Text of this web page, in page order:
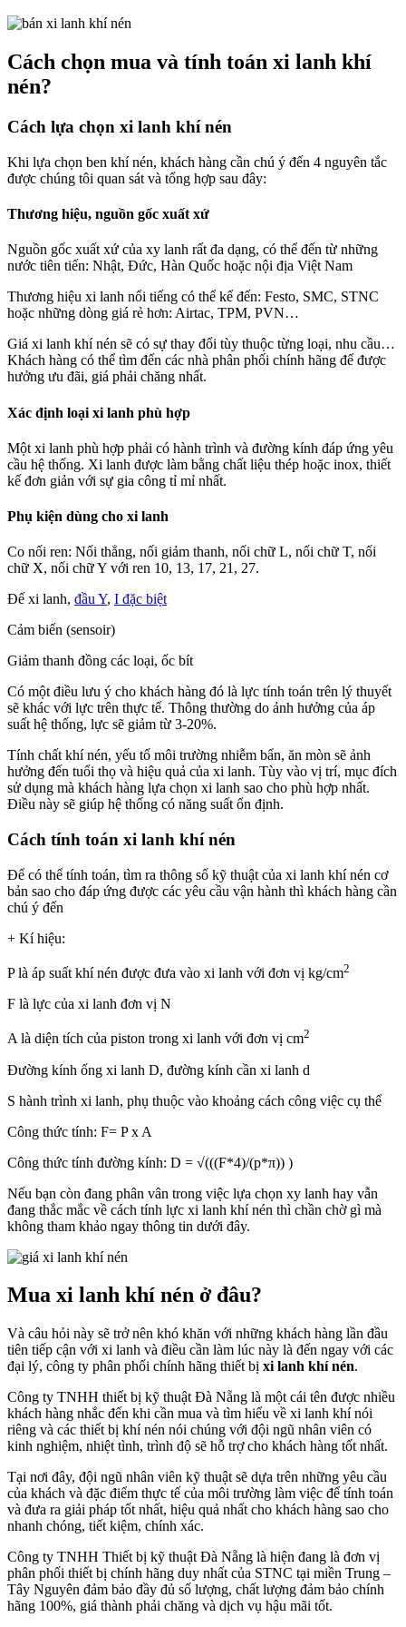
Cách chọn mua và tính toán xi lanh khí
nén?
Cách lựa chọn xi lanh khí nén
Khi lựa chọn ben khí nén, khách hàng cần chú ý đến 4 nguyên tắc
được chúng tôi quan sát và tổng hợp sau đây:
Thương hiệu, nguồn gốc xuất xứ
Nguồn gốc xuất xứ của xy lanh rất đa dạng, có thể đến từ những
nước tiên tiến: Nhật, Đức, Hàn Quốc hoặc nội địa Việt Nam
Thương hiệu xi lanh nổi tiếng có thể kể đến: Festo, SMC, STNC
hoặc những dòng giá rẻ hơn: Airtac, TPM, PVN…
Giá xi lanh khí nén sẽ có sự thay đổi tùy thuộc từng loại, nhu cầu…
Khách hàng có thể tìm đến các nhà phân phối chính hãng để được
hưởng ưu đãi, giá phải chăng nhất.
Xác định loại xi lanh phù hợp
Một xi lanh phù hợp phải có hành trình và đường kính đáp ứng yêu
cầu hệ thống. Xi lanh được làm bằng chất liệu thép hoặc inox, thiết
kế đơn giản với sự gia công tỉ mỉ nhất.
Phụ kiện dùng cho xi lanh
Co nối ren: Nối thẳng, nối giảm thanh, nối chữ L, nối chữ T, nối
chữ X, nối chữ Y với ren 10, 13, 17, 21, 27.
Đế xi lanh, đầu Y, I đặc biệt
Cảm biến (sensoir)
Giảm thanh đồng các loại, ốc bít
Có một điều lưu ý cho khách hàng đó là lực tính toán trên lý thuyết
sẽ khác với lực trên thực tế. Thông thường do ảnh hưởng của áp
suất hệ thống, lực sẽ giảm từ 3-20%.
Tính chất khí nén, yếu tố môi trường nhiễm bẩn, ăn mòn sẽ ảnh
hưởng đến tuổi thọ và hiệu quả của xi lanh. Tùy vào vị trí, mục đích
sử dụng mà khách hàng lựa chọn xi lanh sao cho phù hợp nhất.
Điều này sẽ giúp hệ thống có năng suất ổn định.
Cách tính toán xi lanh khí nén
Để có thể tính toán, tìm ra thông số kỹ thuật của xi lanh khí nén cơ
bản sao cho đáp ứng được các yêu cầu vận hành thì khách hàng cần
chú ý đến
+ Kí hiệu:
P là áp suất khí nén được đưa vào xi lanh với đơn vị kg/cm2
F là lực của xi lanh đơn vị N
A là diện tích của piston trong xi lanh với đơn vị cm2
Đường kính ống xi lanh D, đường kính cần xi lanh d
S hành trình xi lanh, phụ thuộc vào khoảng cách công việc cụ thể
Công thức tính: F= P x A
Công thức tính đường kính: D = √(((F*4)/(p*π)) )
Nếu bạn còn đang phân vân trong việc lựa chọn xy lanh hay vẫn
đang thắc mắc về cách tính lực xi lanh khí nén thì chần chờ gì mà
không tham khảo ngay thông tin dưới đây.
Mua xi lanh khí nén ở đâu?
Và câu hỏi này sẽ trở nên khó khăn với những khách hàng lần đầu
tiên tiếp cận với xi lanh và điều cần làm lúc này là đến ngay với các
đại lý, công ty phân phối chính hãng thiết bị xi lanh khí nén.
Công ty TNHH thiết bị kỹ thuật Đà Nẵng là một cái tên được nhiều
khách hàng nhắc đến khi cần mua và tìm hiểu về xi lanh khí nói
riêng và các thiết bị khí nén nói chúng với đội ngũ nhân viên có
kinh nghiệm, nhiệt tình, trình độ sẽ hỗ trợ cho khách hàng tốt nhất.
Tại nơi đây, đội ngũ nhân viên kỹ thuật sẽ dựa trên những yêu cầu
của khách và đặc điểm thực tế của môi trường làm việc để tính toán
và đưa ra giải pháp tốt nhất, hiệu quả nhất cho khách hàng sao cho
nhanh chóng, tiết kiệm, chính xác.
Công ty TNHH Thiết bị kỹ thuật Đà Nẵng là hiện đang là đơn vị
phân phối thiết bị chính hãng duy nhất của STNC tại miền Trung –
Tây Nguyên đảm bảo đầy đủ số lượng, chất lượng đảm bảo chính
hãng 100%, giá thành phải chăng và dịch vụ hậu mãi tốt.